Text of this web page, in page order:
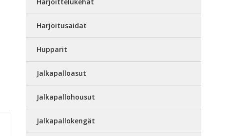
Harjoitusaidat
Hupparit
Jalkapalloasut
Jalkapallohousut
Jalkapallokengät